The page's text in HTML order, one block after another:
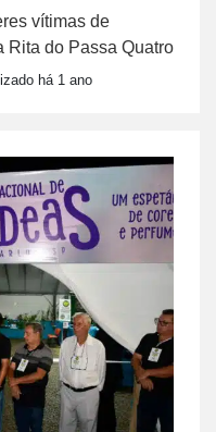
vítimas de
Rita do Passa Quatro
há 1 ano